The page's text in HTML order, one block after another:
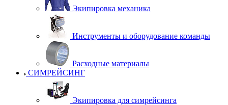
Экипировка механика
Инструменты и оборудование команды
Расходные материалы
СИМРЕЙСИНГ
Экипировка для симрейсинга